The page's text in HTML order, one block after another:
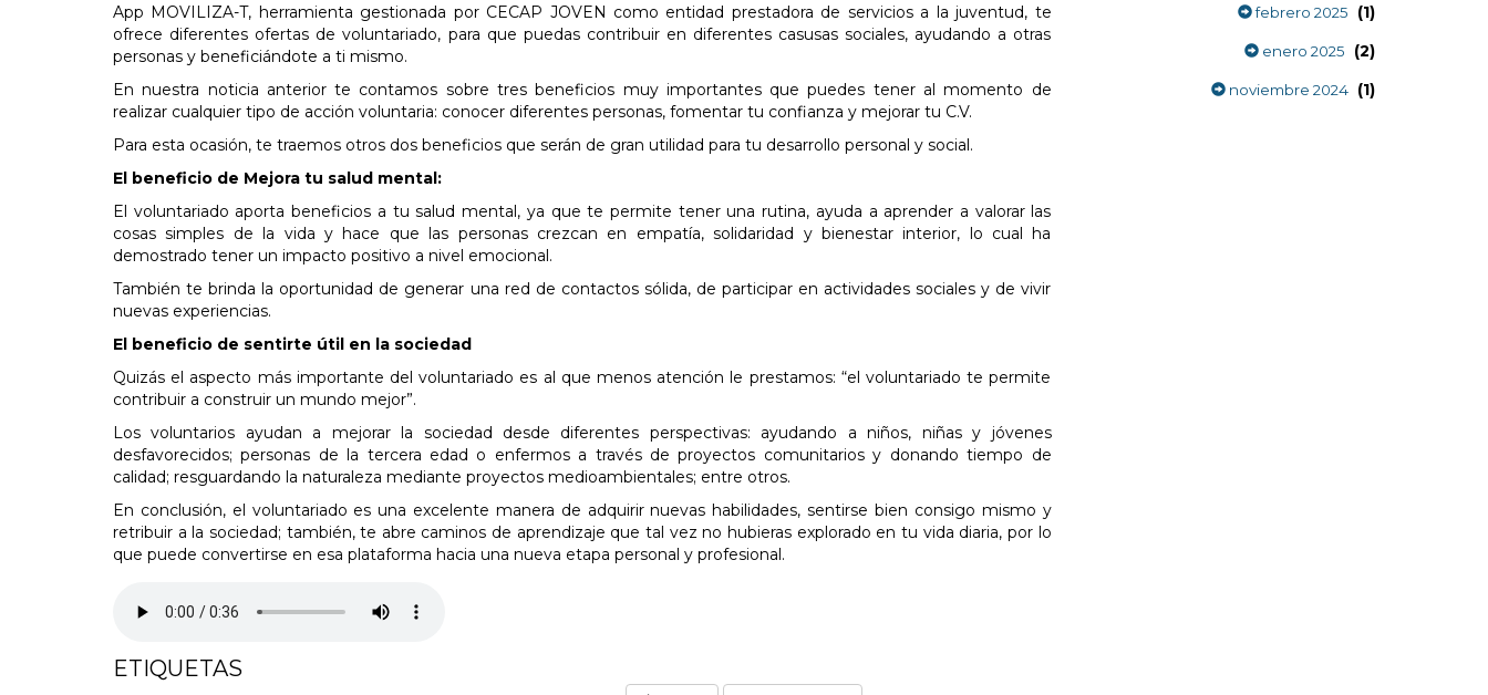
App MOVILIZA-T, herramienta gestionada por CECAP JOVEN como entidad prestadora de servicios a la juventud, te
ofrece diferentes ofertas de voluntariado, para que puedas contribuir en diferentes casusas sociales, ayudando a otras
personas y beneficiándote a ti mismo.
En nuestra noticia anterior te contamos sobre tres beneficios muy importantes que puedes tener al momento de
realizar cualquier tipo de acción voluntaria: conocer diferentes personas, fomentar tu confianza y mejorar tu C.V.
Para esta ocasión, te traemos otros dos beneficios que serán de gran utilidad para tu desarrollo personal y social.
El beneficio de Mejora tu salud mental:
El voluntariado aporta beneficios a tu salud mental, ya que te permite tener una rutina, ayuda a aprender a valorar las
cosas simples de la vida y hace que las personas crezcan en empatía, solidaridad y bienestar interior, lo cual ha
demostrado tener un impacto positivo a nivel emocional.
También te brinda la oportunidad de generar una red de contactos sólida, de participar en actividades sociales y de vivir
nuevas experiencias.
El beneficio de sentirte útil en la sociedad
Quizás el aspecto más importante del voluntariado es al que menos atención le prestamos: “el voluntariado te permite
contribuir a construir un mundo mejor”.
Los voluntarios ayudan a mejorar la sociedad desde diferentes perspectivas: ayudando a niños, niñas y jóvenes
desfavorecidos; personas de la tercera edad o enfermos a través de proyectos comunitarios y donando tiempo de
calidad; resguardando la naturaleza mediante proyectos medioambientales; entre otros.
En conclusión, el voluntariado es una excelente manera de adquirir nuevas habilidades, sentirse bien consigo mismo y
retribuir a la sociedad; también, te abre caminos de aprendizaje que tal vez no hubieras explorado en tu vida diaria, por lo
que puede convertirse en esa plataforma hacia una nueva etapa personal y profesional.
febrero 2025 (1)
enero 2025 (2)
noviembre 2024 (1)
ETIQUETAS